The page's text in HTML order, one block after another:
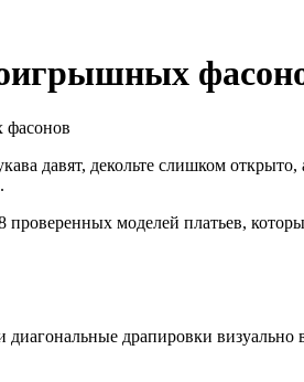
давят, декольте слишком открыто,
моделей платьев,
драпировки визуально